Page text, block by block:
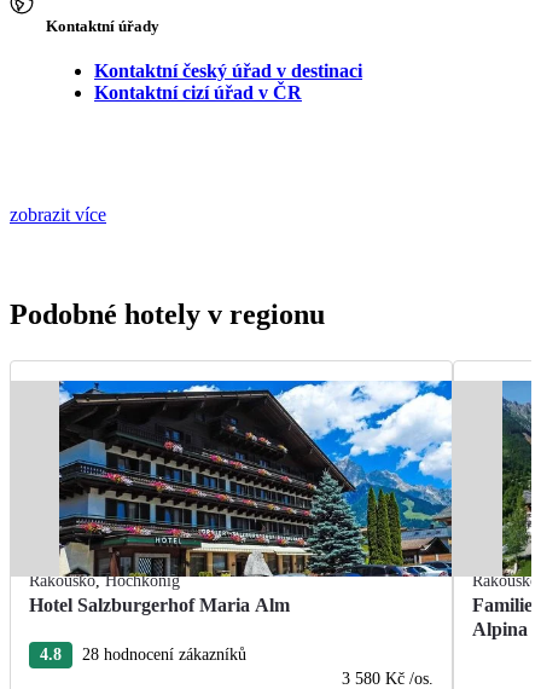
Kontaktní úřady
Kontaktní český úřad v destinaci
Kontaktní cizí úřad v ČR
zobrazit více
Podobné hotely v regionu
Rakousko,Hochkönig
Hotel Salzburgerhof Maria Alm
4.8
28 hodnocení zákazníků
3 580 Kč /os.
Rakousko
Alpina